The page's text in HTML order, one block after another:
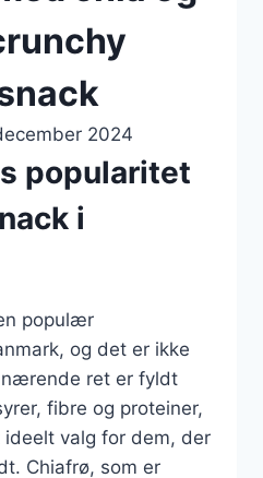
2024
popularitet
i
populær
og det er ikke
ret er fyldt
fibre og proteiner,
valg for dem, der
Chiafrø, som er